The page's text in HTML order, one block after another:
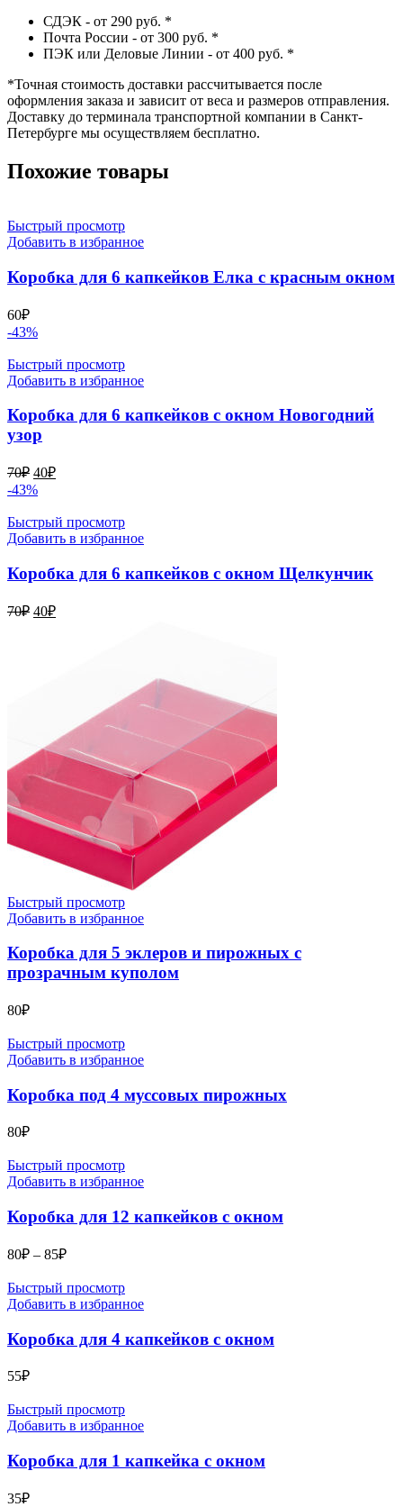
СДЭК - от 290 руб. *
Почта России - от 300 руб. *
ПЭК или Деловые Линии - от 400 руб. *
*Точная стоимость доставки рассчитывается после
оформления заказа и зависит от веса и размеров отправления.
Доставку до терминала транспортной компании в Санкт-
Петербурге мы осуществляем бесплатно.
Похожие товары
Быстрый просмотр
Добавить в избранное
Коробка для 6 капкейков Елка с красным окном
60₽
-43%
Быстрый просмотр
Добавить в избранное
Коробка для 6 капкейков с окном Новогодний
узор
70₽ Первоначальная
цена
составляла
70₽.
40₽Текущая
-43%
Быстрый просмотр
Добавить в избранное
Коробка для 6 капкейков с окном Щелкунчик
70₽ Первоначальная
40₽Текущая
Быстрый просмотр
Добавить в избранное
Коробка для 5 эклеров и пирожных с
прозрачным куполом
80₽
Быстрый просмотр
Добавить в избранное
Коробка под 4 муссовых пирожных
80₽
Быстрый просмотр
Добавить в избранное
Коробка для 12 капкейков с окном
80₽ – 85₽Диапазон
80₽
–
Быстрый просмотр
Добавить в избранное
Коробка для 4 капкейков с окном
55₽
Быстрый просмотр
Добавить в избранное
Коробка для 1 капкейка с окном
35₽